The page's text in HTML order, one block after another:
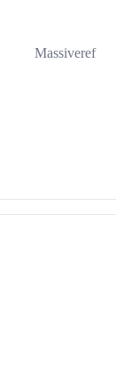
Massiveref